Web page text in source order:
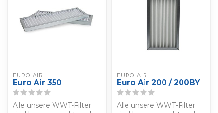
EURO AIR
Euro Air 350
Alle unsere WWT-Filter
EURO AIR
Euro Air 200 / 200BY
Alle unsere WWT-Filter